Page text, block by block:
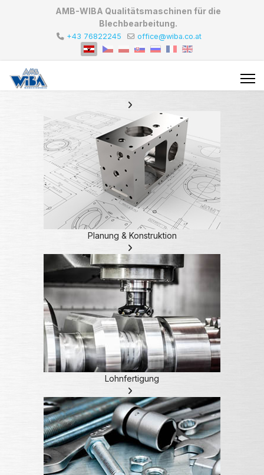
AMB-WIBA Qualitätsmaschinen für die
Blechbearbeitung.
+43 76822245 office@wiba.co.at
Planung & Konstruktion
Lohnfertigung